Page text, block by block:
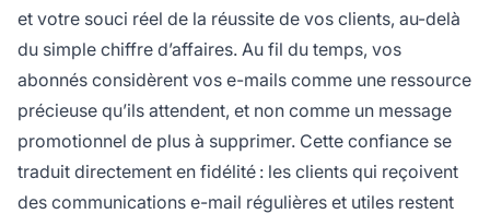
et votre souci réel de la réussite de vos clients, au-delà
du simple chiffre d’affaires. Au fil du temps, vos
abonnés considèrent vos e-mails comme une ressource
précieuse qu’ils attendent, et non comme un message
promotionnel de plus à supprimer. Cette confiance se
traduit directement en fidélité : les clients qui reçoivent
des communications e-mail régulières et utiles restent